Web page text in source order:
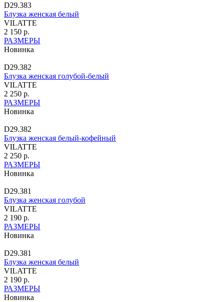
D29.383
Блузка женская белый
VILATTE
2 150 р.
РАЗМЕРЫ
Новинка
D29.382
Блузка женская голубой-белый
VILATTE
2 250 р.
РАЗМЕРЫ
Новинка
D29.382
Блузка женская белый-кофейный
VILATTE
2 250 р.
РАЗМЕРЫ
Новинка
D29.381
Блузка женская голубой
VILATTE
2 190 р.
РАЗМЕРЫ
Новинка
D29.381
Блузка женская белый
VILATTE
2 190 р.
РАЗМЕРЫ
Новинка